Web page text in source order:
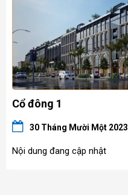
Cổ đông 1
30 Tháng Mười Một 2023
Nội dung đang cập nhật